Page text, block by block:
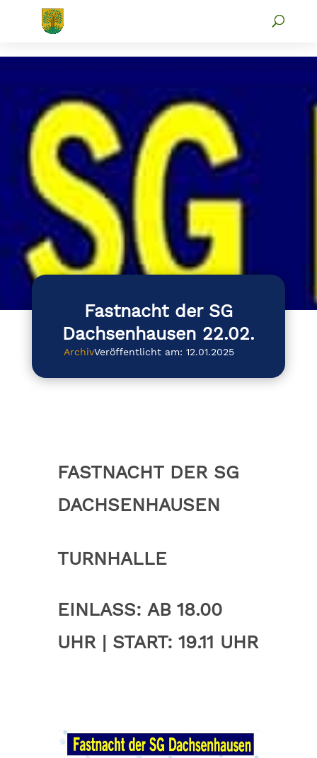
Fastnacht der SG
Dachsenhausen 22.02.
ArchivVeröffentlicht am: 12.01.2025
FASTNACHT DER SG
DACHSENHAUSEN
TURNHALLE
EINLASS: AB 18.00
UHR | START: 19.11 UHR